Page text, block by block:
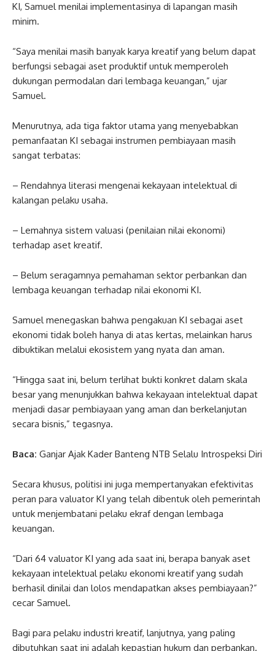
KI, Samuel menilai implementasinya di lapangan masih
minim.
“Saya menilai masih banyak karya kreatif yang belum dapat
berfungsi sebagai aset produktif untuk memperoleh
dukungan permodalan dari lembaga keuangan,” ujar
Samuel.
Menurutnya, ada tiga faktor utama yang menyebabkan
pemanfaatan KI sebagai instrumen pembiayaan masih
sangat terbatas:
– Rendahnya literasi mengenai kekayaan intelektual di
kalangan pelaku usaha.
– Lemahnya sistem valuasi (penilaian nilai ekonomi)
terhadap aset kreatif.
– Belum seragamnya pemahaman sektor perbankan dan
lembaga keuangan terhadap nilai ekonomi KI.
Samuel menegaskan bahwa pengakuan KI sebagai aset
ekonomi tidak boleh hanya di atas kertas, melainkan harus
dibuktikan melalui ekosistem yang nyata dan aman.
“Hingga saat ini, belum terlihat bukti konkret dalam skala
besar yang menunjukkan bahwa kekayaan intelektual dapat
menjadi dasar pembiayaan yang aman dan berkelanjutan
secara bisnis,” tegasnya.
Baca: Ganjar Ajak Kader Banteng NTB Selalu Introspeksi Diri
Secara khusus, politisi ini juga mempertanyakan efektivitas
peran para valuator KI yang telah dibentuk oleh pemerintah
untuk menjembatani pelaku ekraf dengan lembaga
keuangan.
“Dari 64 valuator KI yang ada saat ini, berapa banyak aset
kekayaan intelektual pelaku ekonomi kreatif yang sudah
berhasil dinilai dan lolos mendapatkan akses pembiayaan?”
cecar Samuel.
Bagi para pelaku industri kreatif, lanjutnya, yang paling
dibutuhkan saat ini adalah kepastian hukum dan perbankan.